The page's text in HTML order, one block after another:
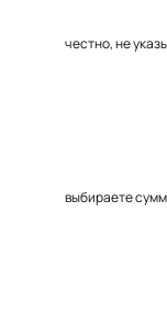
честно, не
выбираете